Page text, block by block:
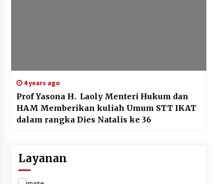
4 years ago
Prof Yasona H. Laoly Menteri Hukum dan
HAM Memberikan kuliah Umum STT IKAT
dalam rangka Dies Natalis ke 36
Layanan